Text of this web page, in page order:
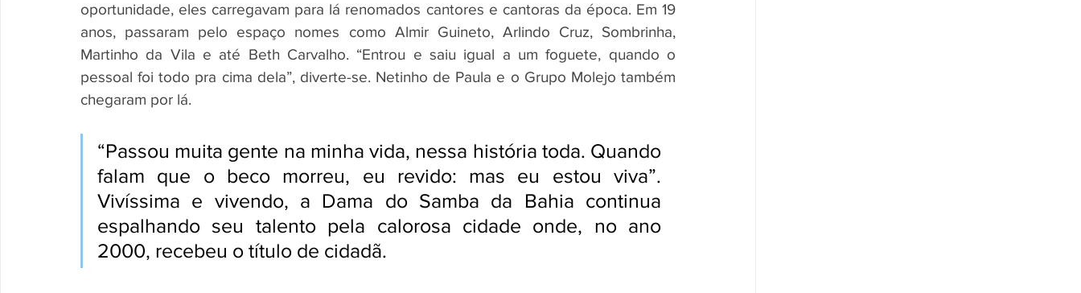
oportunidade, eles carregavam para lá renomados cantores e cantoras da época. Em 19
anos, passaram pelo espaço nomes como Almir Guineto, Arlindo Cruz, Sombrinha,
Martinho da Vila e até Beth Carvalho. “Entrou e saiu igual a um foguete, quando o
pessoal foi todo pra cima dela”, diverte-se. Netinho de Paula e o Grupo Molejo também
chegaram por lá.
“Passou muita gente na minha vida, nessa história toda. Quando
falam que o beco morreu, eu revido: mas eu estou viva”.
Vivíssima e vivendo, a Dama do Samba da Bahia continua
espalhando seu talento pela calorosa cidade onde, no ano
2000, recebeu o título de cidadã.